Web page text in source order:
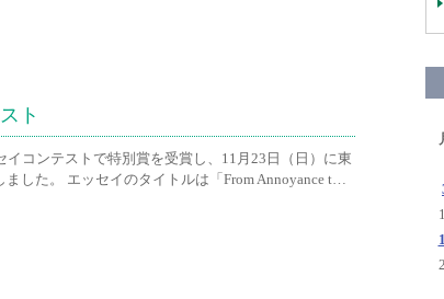
ト
コンテストで特別賞を受賞し、11月23日（日）に東
した。 エッセイのタイトルは「From Annoyance t…